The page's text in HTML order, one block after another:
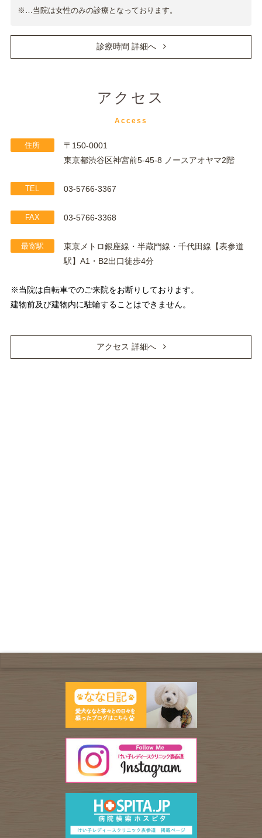
※…当院は女性のみの診療となっております。
診療時間 詳細へ
アクセス
Access
住所
〒150-0001
東京都渋谷区神宮前5-45-8 ノースアオヤマ2階
TEL 03-5766-3367
FAX 03-5766-3368
最寄駅
東京メトロ銀座線・半蔵門線・千代田線【表参道
駅】A1・B2出口徒歩4分
※当院は自転車でのご来院をお断りしております。
建物前及び建物内に駐輪することはできません。
アクセス 詳細へ